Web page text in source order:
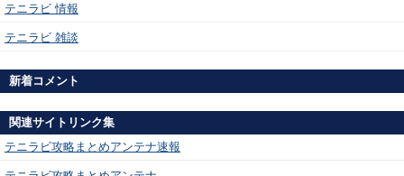
テニラビ 情報
テニラビ 雑談
新着コメント
関連サイトリンク集
テニラビ攻略まとめアンテナ速報